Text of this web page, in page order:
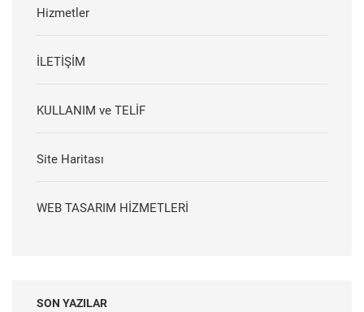
Hizmetler
İLETİŞİM
KULLANIM ve TELİF
Site Haritası
WEB TASARIM HİZMETLERİ
SON YAZILAR